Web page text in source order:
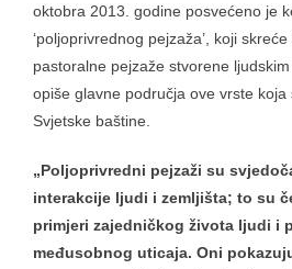
oktobra 2013. godine posvećeno je
‘poljoprivrednog pejzaža’, koji
pastoralne pejzaže stvorene
opiše glavne područja ove vrste
Svjetske baštine.
„Poljoprivredni pejzaži su
interakcije ljudi i zemljišta; to su
primjeri zajedničkog života ljudi i
međusobnog uticaja. Oni